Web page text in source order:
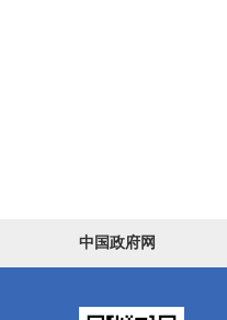
中国政府网